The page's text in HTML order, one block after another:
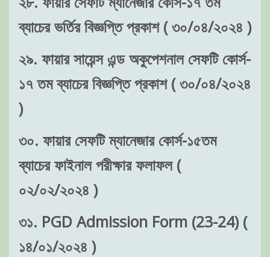
ব্যাচের ভর্তির বিজ্ঞপ্তি প্রকাশ ( ৩০/০৪/২০২৪ )
২৯. ফায়ার সায়েন্স এন্ড অকুপেশনাল সেফটি কোর্স-
১৭ তম ব্যাচের বিজ্ঞপ্তি প্রকাশ ( ৩০/০৪/২০২৪
)
৩০. ফায়ার সেফটি ম্যানেজার কোর্স-১৫তম
ব্যাচের ফাইনাল পরীক্ষার ফলাফল (
০২/০২/২০২৪ )
৩১. PGD Admission Form (23-24) (
১৪/০১/২০২৪ )